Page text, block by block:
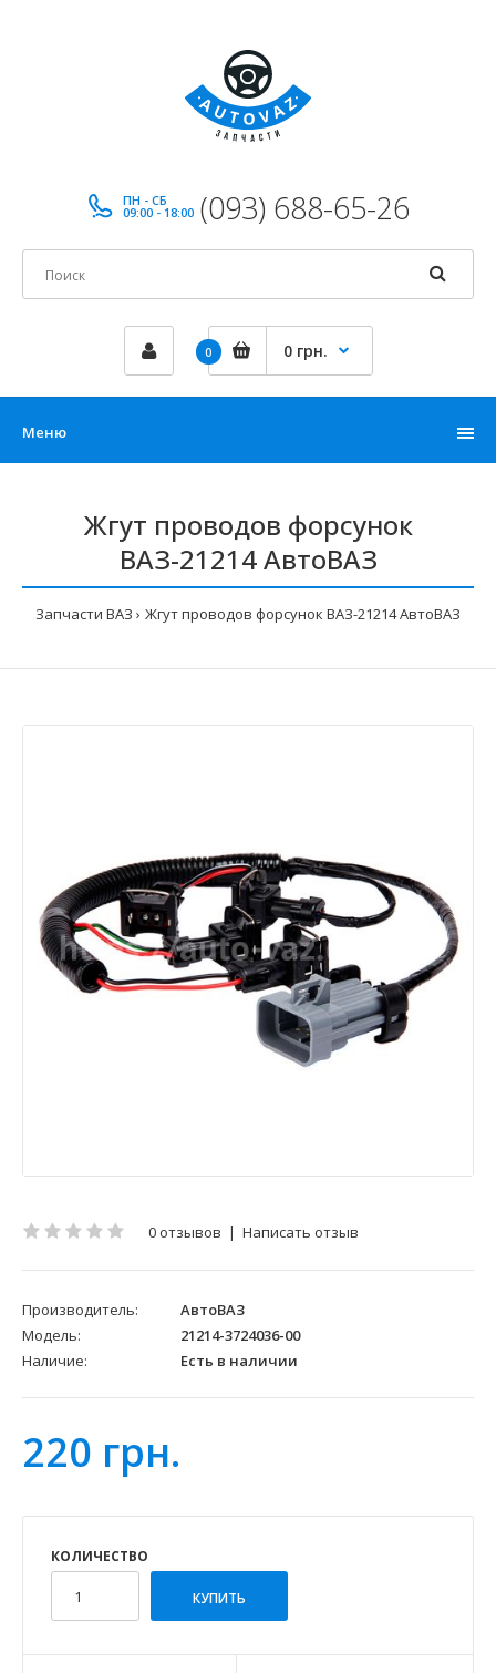
ПН - СБ
09:00 - 18:00 (093) 688-65-26
0 0 грн.
Меню
Жгут проводов форсунок
ВАЗ-21214 АвтоВАЗ
Запчасти ВАЗ Жгут проводов форсунок ВАЗ-21214 АвтоВАЗ
0 отзывов | Написать отзыв
Производитель:
АвтоВАЗ
Модель:
21214-3724036-00
Наличие:
Есть в наличии
220 грн.
КОЛИЧЕСТВО